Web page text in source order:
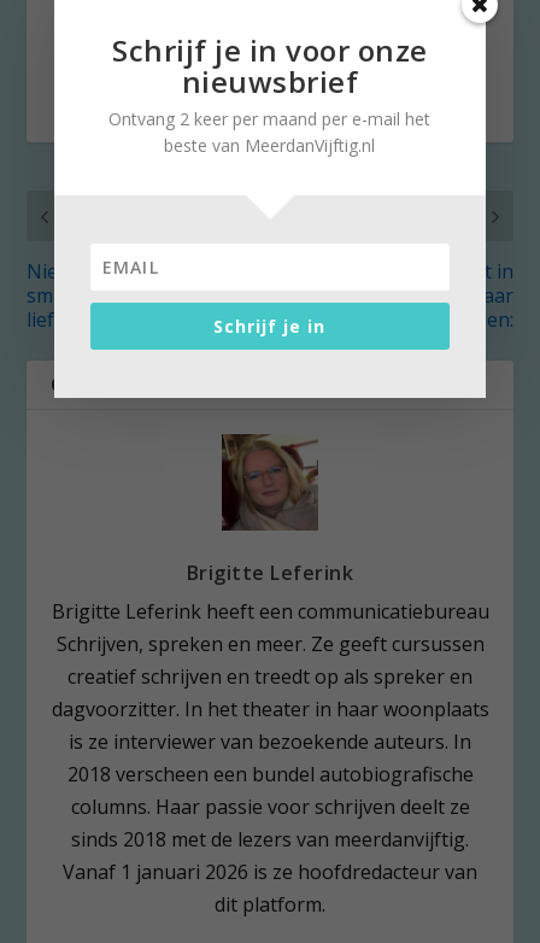
Nieuwe alcoholwet: wijn
smaakt beter dan mij
lief is….
Ilonka zwelgt in
zelfmedelijden maar
vrienden vinden:
OVER DE AUTEUR
Brigitte Leferink
Brigitte Leferink heeft een communicatiebureau
Schrijven, spreken en meer. Ze geeft cursussen
creatief schrijven en treedt op als spreker en
dagvoorzitter. In het theater in haar woonplaats
is ze interviewer van bezoekende auteurs. In
2018 verscheen een bundel autobiografische
columns. Haar passie voor schrijven deelt ze
sinds 2018 met de lezers van meerdanvijftig.
Vanaf 1 januari 2026 is ze hoofdredacteur van
dit platform.
Schrijf je in voor onze
nieuwsbrief
Ontvang 2 keer per maand per e-mail het
beste van MeerdanVijftig.nl
Schrijf je in